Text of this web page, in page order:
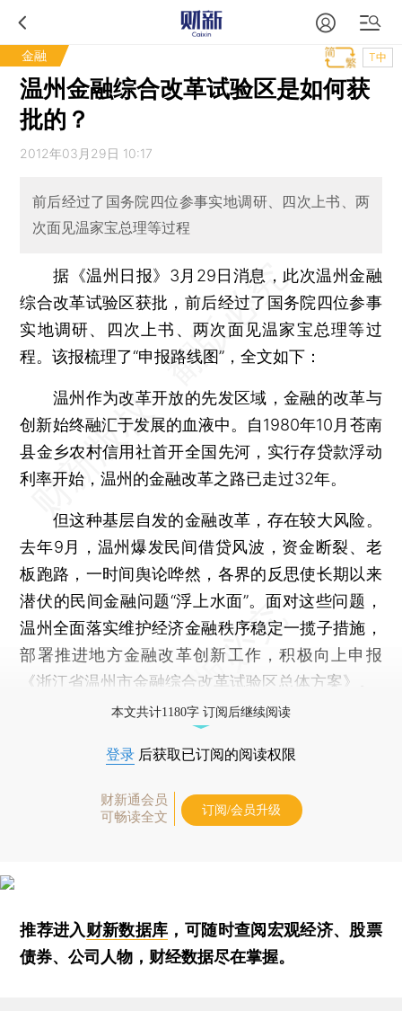
金融 T中
温州金融综合改革试验区是如何获
批的？
2012年03月29日 10:17
前后经过了国务院四位参事实地调研、四次上书、两
次面见温家宝总理等过程
据《温州日报》3月29日消息，此次温州金融
综合改革试验区获批，前后经过了国务院四位参事
实地调研、四次上书、两次面见温家宝总理等过
程。该报梳理了“申报路线图”，全文如下：
温州作为改革开放的先发区域，金融的改革与
创新始终融汇于发展的血液中。自1980年10月苍南
县金乡农村信用社首开全国先河，实行存贷款浮动
利率开始，温州的金融改革之路已走过32年。
但这种基层自发的金融改革，存在较大风险。
去年9月，温州爆发民间借贷风波，资金断裂、老
板跑路，一时间舆论哗然，各界的反思使长期以来
潜伏的民间金融问题“浮上水面”。面对这些问题，
温州全面落实维护经济金融秩序稳定一揽子措施，
部署推进地方金融改革创新工作，积极向上申报
《浙江省温州市金融综合改革试验区总体方案》。
本文共计1180字 订阅后继续阅读
登录 后获取已订阅的阅读权限
财新通会员
可畅读全文
订阅/会员升级
推荐进入财新数据库 ，可随时查阅宏观经济、股票
债券、公司人物，财经数据尽在掌握。